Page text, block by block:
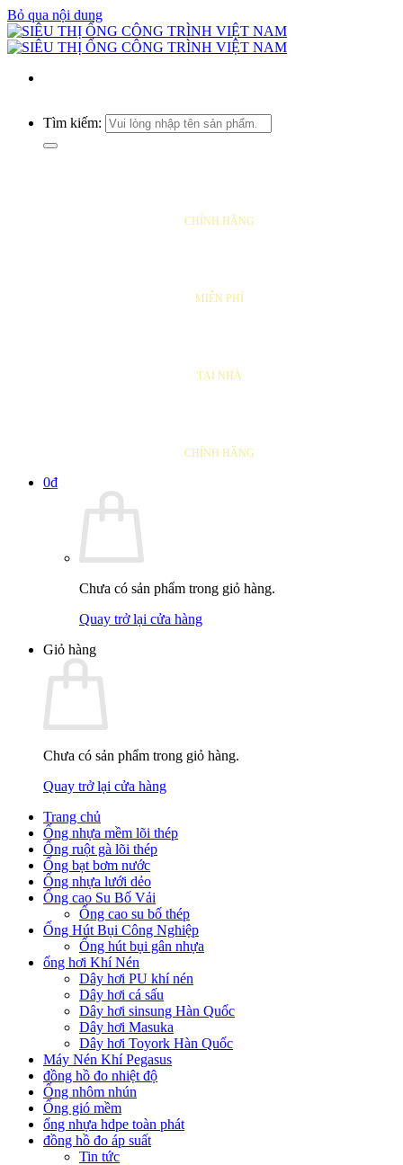
Bỏ qua nội dung
Tìm kiếm:
CHÍNH HÃNG
MIỄN PHÍ
TẠI NHÀ
CHÍNH HÃNG
0₫
Chưa có sản phẩm trong giỏ hàng.
Quay trở lại cửa hàng
Giỏ hàng
Chưa có sản phẩm trong giỏ hàng.
Quay trở lại cửa hàng
Trang chủ
Ống nhựa mềm lõi thép
Ống ruột gà lõi thép
Ống bạt bơm nước
Ống nhựa lưới dẻo
Ống cao Su Bố Vải
Ống cao su bố thép
Ống Hút Bụi Công Nghiệp
Ống hút bụi gân nhựa
ống hơi Khí Nén
Dây hơi PU khí nén
Dây hơi cá sấu
Dây hơi sinsung Hàn Quốc
Dây hơi Masuka
Dây hơi Toyork Hàn Quốc
Máy Nén Khí Pegasus
đồng hồ đo nhiệt độ
Ống nhôm nhún
Ống gió mềm
ống nhựa hdpe toàn phát
đồng hồ đo áp suất
Tin tức